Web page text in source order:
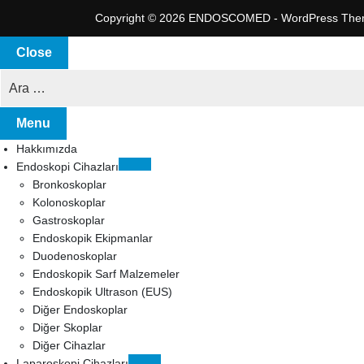
Copyright © 2026 ENDOSCOMED - WordPress
Close
Menu
Hakkımızda
Endoskopi Cihazları
Bronkoskoplar
Kolonoskoplar
Gastroskoplar
Endoskopik Ekipmanlar
Duodenoskoplar
Endoskopik Sarf Malzemeler
Endoskopik Ultrason (EUS)
Diğer Endoskoplar
Diğer Skoplar
Diğer Cihazlar